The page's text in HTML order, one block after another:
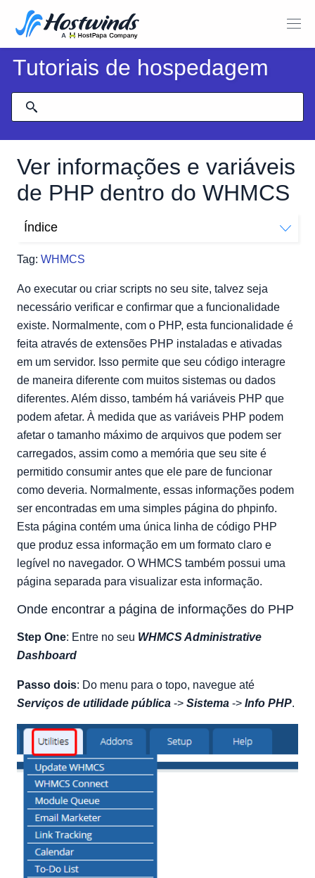
Tutoriais de hospedagem
Ver informações e variáveis
de PHP dentro do WHMCS
Tag: WHMCS
Índice
Ao executar ou criar scripts no seu site, talvez seja
necessário verificar e confirmar que a funcionalidade
existe. Normalmente, com o PHP, esta funcionalidade é
feita através de extensões PHP instaladas e ativadas
em um servidor. Isso permite que seu código interagre
de maneira diferente com muitos sistemas ou dados
diferentes. Além disso, também há variáveis PHP que
podem afetar. À medida que as variáveis PHP podem
afetar o tamanho máximo de arquivos que podem ser
carregados, assim como a memória que seu site é
permitido consumir antes que ele pare de funcionar
como deveria. Normalmente, essas informações podem
ser encontradas em uma simples página do phpinfo.
Esta página contém uma única linha de código PHP
que produz essa informação em um formato claro e
legível no navegador. O WHMCS também possui uma
página separada para visualizar esta informação.
Onde encontrar a página de informações do PHP
Step One: Entre no seu WHMCS Administrative
Dashboard
Passo dois: Do menu para o topo, navegue até
Serviços de utilidade pública -> Sistema -> Info PHP.